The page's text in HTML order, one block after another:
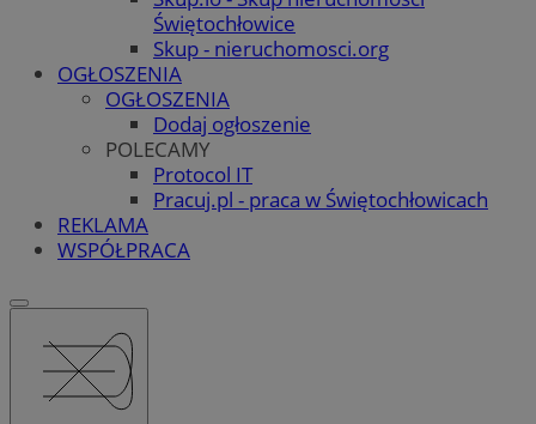
Świętochłowice
Skup - nieruchomosci.org
OGŁOSZENIA
OGŁOSZENIA
Dodaj ogłoszenie
POLECAMY
Protocol IT
Pracuj.pl - praca w Świętochłowicach
REKLAMA
WSPÓŁPRACA